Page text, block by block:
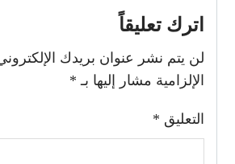
اترك تعليقاً
لن يتم نشر عنوان بريدك
الإلزامية مشار إليها بـ *
التعليق *